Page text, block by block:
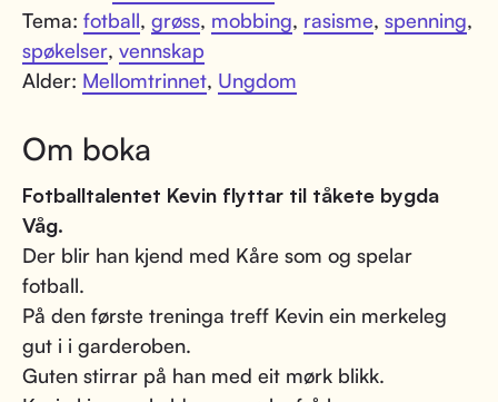
Tema: fotball, grøss, mobbing, rasisme, spenning,
spøkelser, vennskap
Alder: Mellomtrinnet, Ungdom
Om boka
Fotballtalentet Kevin flyttar til tåkete bygda
Våg.
Der blir han kjend med Kåre som og spelar
fotball.
På den første treninga treff Kevin ein merkeleg
gut i i garderoben.
Guten stirrar på han med eit mørk blikk.